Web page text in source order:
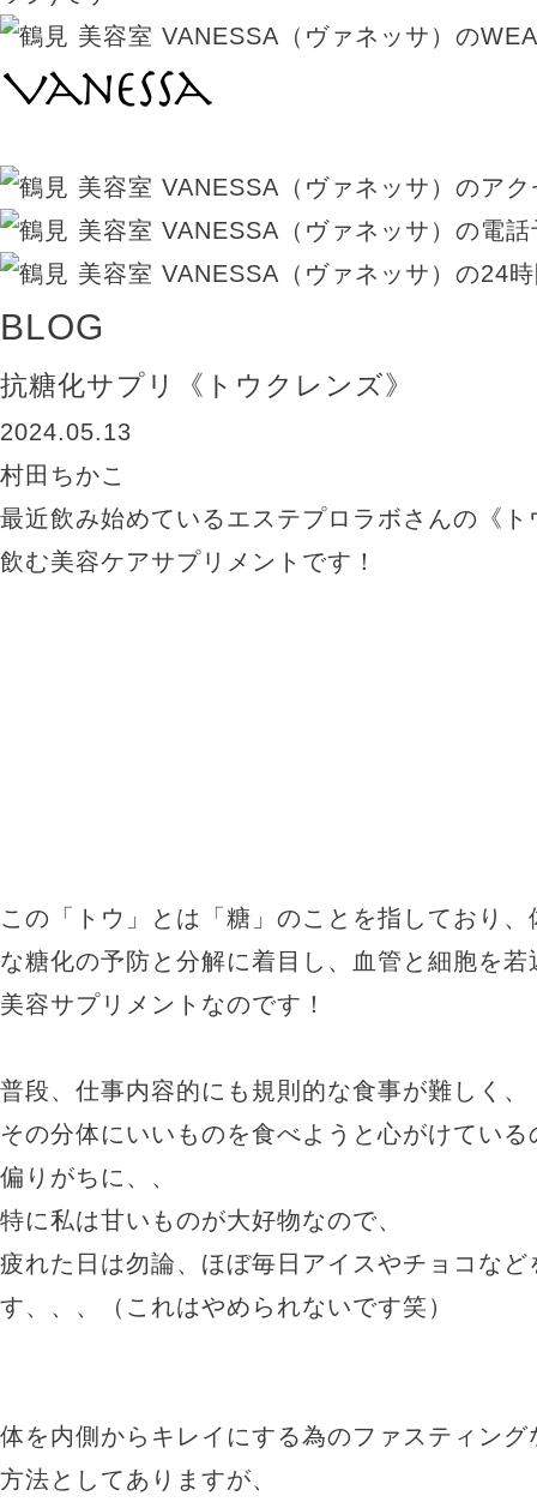
BLOG
抗糖化サプリ《トウクレンズ》
2024.05.13
村田ちかこ
最近飲み始めているエステプロラボさんの《ト
飲む美容ケアサプリメントです！
この「トウ」とは「糖」のことを指しており
な糖化の予防と分解に着目し、血管と細胞を
美容サプリメントなのです！
普段、仕事内容的にも規則的な食事が難しく、
その分体にいいものを食べようと心がけてい
偏りがちに、、
特に私は甘いものが大好物なので、
疲れた日は勿論、ほぼ毎日アイスやチョコな
す、、、（これはやめられないです笑）
体を内側からキレイにする為のファスティン
方法としてありますが、